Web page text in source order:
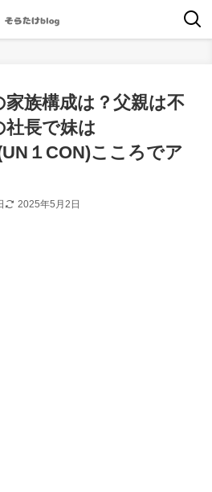
家族構成は？父親は不
社長で妹は
１CON)こころでア
2025年5月2日